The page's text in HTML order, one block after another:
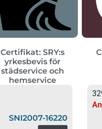
Certifikat: SRY:s
yrkesbevis för
städservice och
hemservice
SNI2007-16220